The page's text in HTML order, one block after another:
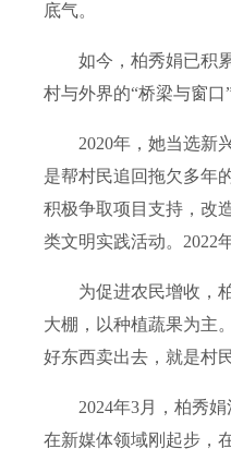
底气。
如今，柏秀娟已积累
村与外界的“桥梁与窗口
2020年，她当选新兴
是帮村民追回拖欠多年
积极争取项目支持，改
类文明实践活动。2022
为促进农民增收，柏
大棚，以种植蔬果为主
好东西卖出去，就是村
2024年3月，柏秀娟
在新媒体领域刚起步，